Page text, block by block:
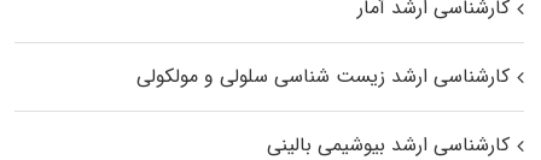
کارشناسی ارشد آمار
کارشناسی ارشد زیست شناسی سلولی و مولکولی
کارشناسی ارشد بیوشیمی بالینی